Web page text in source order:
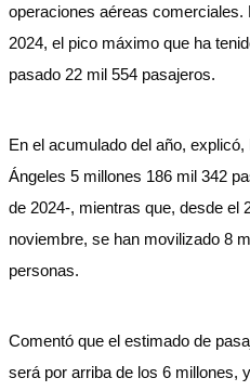
operaciones aéreas comerciales.
2024, el pico máximo que ha
pasado 22 mil 554 pasajeros.
En el acumulado del año,
Ángeles 5 millones 186 mil 342
de 2024-, mientras que, desde el
noviembre, se han movilizado 8
personas.
Comentó que el estimado de
será por arriba de los 6 millones,